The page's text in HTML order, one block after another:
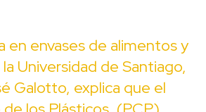
en envases de alimentos y
Universidad de Santiago,
Galotto, explica que el